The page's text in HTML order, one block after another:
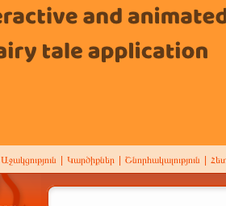
Աջակցություն Կարծիքներ Շնորհակալություն